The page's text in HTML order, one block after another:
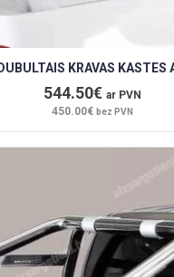
KRAVAS KASTES
544.50€ ar PVN
450.00€ bez PVN